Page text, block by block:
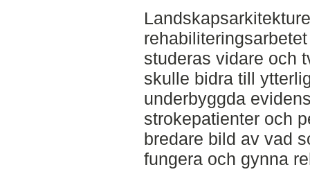
studeras vidare och
skulle bidra till
underbyggda
strokepatienter och
bredare bild av vad
fungera och gynna